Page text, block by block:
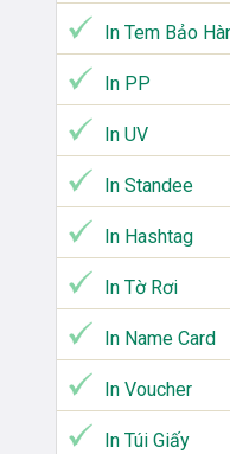
In Tem Bảo
In PP
In UV
In Standee
In Hashtag
In Tờ Rơi
In Name Card
In Voucher
In Túi Giấy